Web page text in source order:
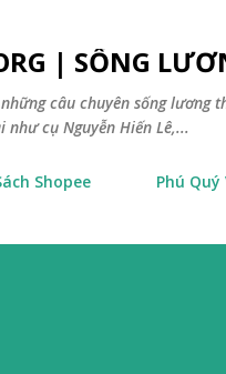
| SỐNG
câu chuyên sống lương
cụ Nguyễn Hiến Lê,...
Shopee Phú Quý